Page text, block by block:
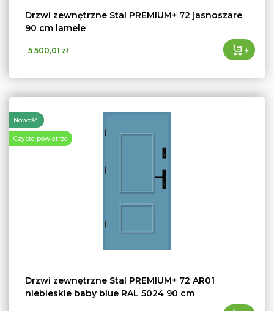
Drzwi zewnętrzne Stal PREMIUM+ 72 jasnoszare
90 cm lamele
5 500,01 zł +
Nowość!
Czyste powietrze
Drzwi zewnętrzne Stal PREMIUM+ 72 AR01
niebieskie baby blue RAL 5024 90 cm